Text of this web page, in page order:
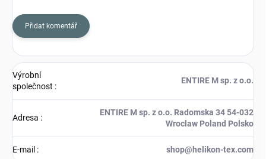
Přidat komentář
Výrobní
společnost :
ENTIRE M sp. z o.o.
Adresa :
ENTIRE M sp. z o.o. Radomska 34 54-032
Wroclaw Poland Polsko
E-mail : shop@helikon-tex.com